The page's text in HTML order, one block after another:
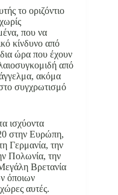
το οριζόντιο
που να
κίνδυνο από
ώρα που έχουν
από
ακόμα
συγχρωτισμό
ισχύοντα
στην Ευρώπη,
Γερμανία, την
Πολωνία, την
Βρετανία
όποιων
αυτές.